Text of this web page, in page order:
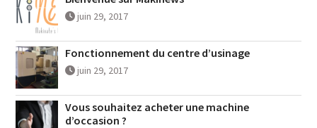
juin 29, 2017
Fonctionnement du centre d’usinage
juin 29, 2017
Vous souhaitez acheter une machine
d’occasion ?